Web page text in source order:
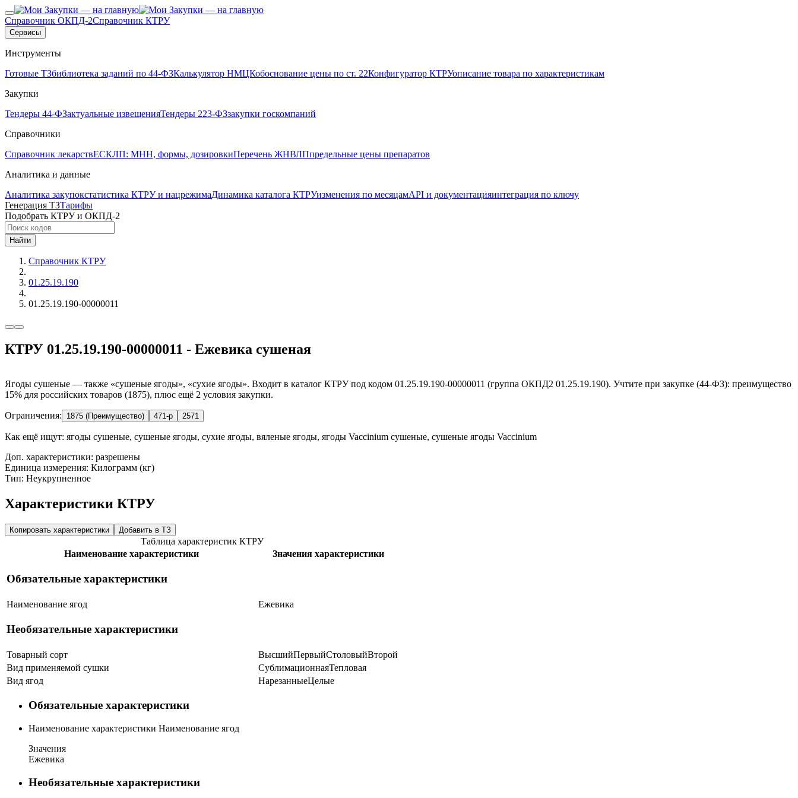
Справочник ОКПД-2Справочник КТРУ
Сервисы
Инструменты
Готовые ТЗбиблиотека заданий по 44-ФЗКалькулятор НМЦКобоснование цены по ст. 22Конфигуратор КТРУописание товара по характеристикам
Закупки
Тендеры 44-ФЗактуальные извещенияТендеры 223-ФЗзакупки госкомпаний
Справочники
Справочник лекарствЕСКЛП: МНН, формы, дозировкиПеречень ЖНВЛПпредельные цены препаратов
Аналитика и данные
Аналитика закупокстатистика КТРУ и нацрежимаДинамика каталога КТРУизменения по месяцамAPI и документацияинтеграция по ключу
Генерация ТЗТарифы
Подобрать КТРУ и ОКПД-2
Найти
Справочник КТРУ
01.25.19.190
01.25.19.190-00000011
КТРУ 01.25.19.190-00000011 - Ежевика сушеная
Ягоды сушеные — также «сушеные ягоды», «сухие ягоды». Входит в каталог КТРУ под кодом 01.25.19.190-00000011 (группа ОКПД2 01.25.19.190). Учтите при закупке (44-ФЗ): преимущество
15% для российских товаров (1875), плюс ещё 2 условия закупки.
Ограничения: 1875 (Преимущество) 471-р 2571
Как ещё ищут: ягоды сушеные, сушеные ягоды, сухие ягоды, вяленые ягоды, ягоды Vaccinium сушеные, сушеные ягоды Vaccinium
Доп. характеристики: разрешены
Единица измерения: Килограмм (кг)
Тип: Неукрупненное
Характеристики КТРУ
Копировать характеристики Добавить в ТЗ
Таблица характеристик КТРУ
Наименование характеристики
Значения характеристики
Обязательные характеристики
Наименование ягод Ежевика
Необязательные характеристики
Товарный сорт ВысшийПервыйСтоловыйВторой
Вид применяемой сушки
СублимационнаяТепловая
Вид ягод
НарезанныеЦелые
Обязательные характеристики
Наименование характеристики Наименование ягод
Значения
Ежевика
Необязательные характеристики